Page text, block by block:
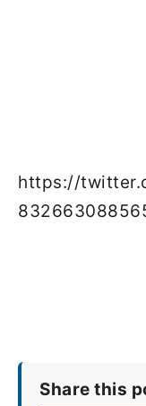
https://
Share this